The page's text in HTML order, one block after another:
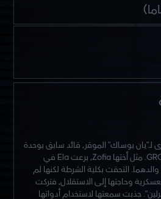
لـ"يان بوساك" الموقر، قائد سابق بوحدة
القوات الخاصة البولندية GROM. مثل أختها Zofia، برعت Ela في
التحقت بكلية الشرطة لكنها لم
وحاجتها إلى الاستقلال، فتركت
جذبت سمعتها لاستخدام أدواتها